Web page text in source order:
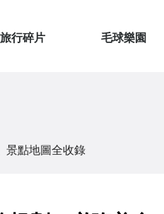
旅行碎片 毛球樂園
景點地圖全收錄